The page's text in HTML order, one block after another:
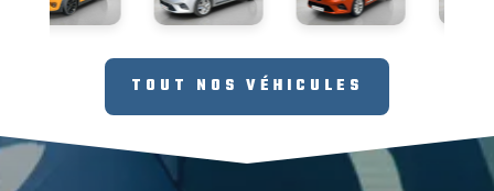
TOUT NOS VÉHICULES